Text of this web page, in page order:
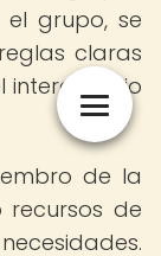
el grupo, se
claras
intercambio
de la
de